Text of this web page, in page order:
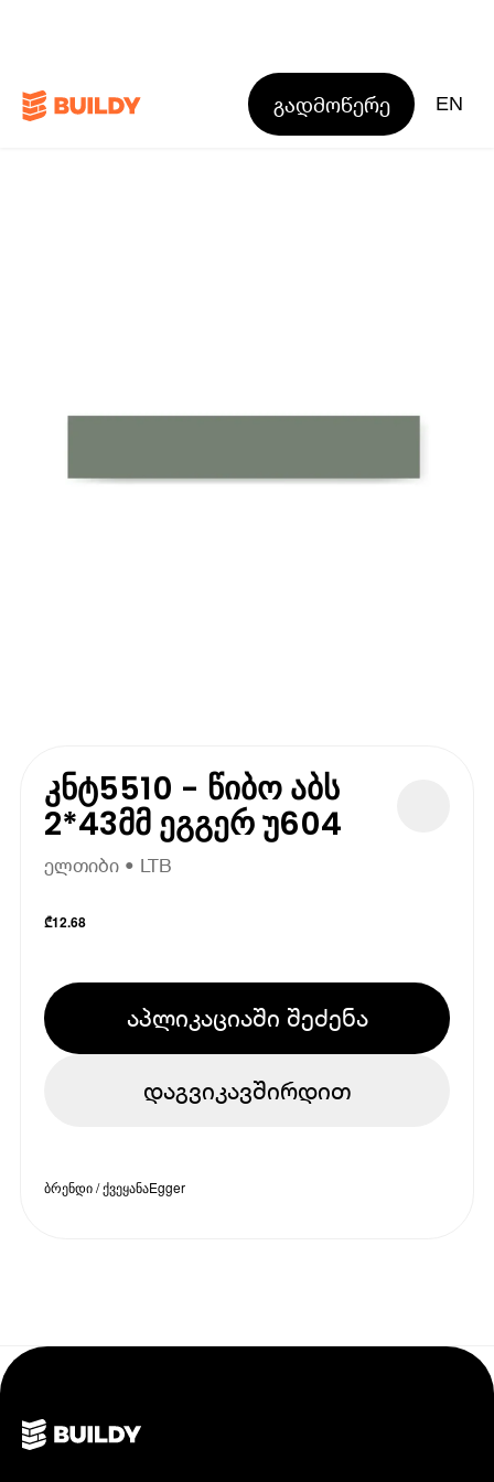
გადმოწერე EN
კნტ5510 - წიბო აბს
2*43მმ ეგგერ უ604
ელთიბი • LTB
₾12.68
აპლიკაციაში შეძენა
დაგვიკავშირდით
ბრენდი / ქვეყანაEgger